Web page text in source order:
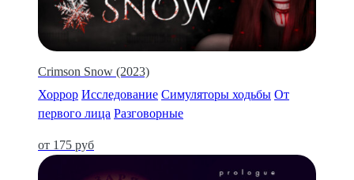
Crimson Snow (2023)
Хоррор Исследование Симуляторы ходьбы От
первого лица Разговорные
от 175 руб